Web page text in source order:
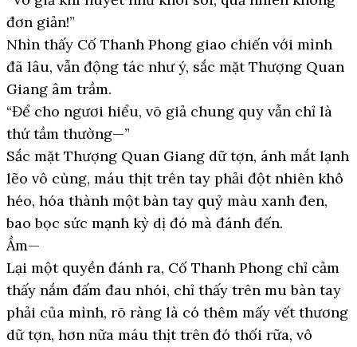
đơn giản!”
Nhìn thấy Cố Thanh Phong giao chiến với mình
đã lâu, vẫn động tác như ý, sắc mặt Thượng Quan
Giang âm trầm.
“Để cho ngươi hiểu, võ giả chung quy vẫn chỉ là
thứ tầm thường—”
Sắc mặt Thượng Quan Giang dữ tợn, ánh mắt lạnh
lẽo vô cùng, máu thịt trên tay phải đột nhiên khô
héo, hóa thành một bàn tay quỷ màu xanh đen,
bao bọc sức mạnh kỳ dị đó mà đánh đến.
Ầm—
Lại một quyền đánh ra, Cố Thanh Phong chỉ cảm
thấy nắm đấm đau nhói, chỉ thấy trên mu bàn tay
phải của mình, rõ ràng là có thêm mấy vết thương
dữ tợn, hơn nữa máu thịt trên đó thối rữa, vô